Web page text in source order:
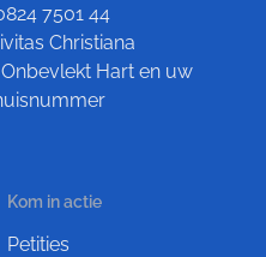
7501 44
Christiana
Hart en uw
Kom in actie
Petities